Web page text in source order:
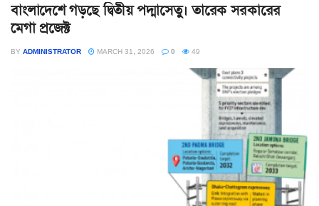
বাংলাদেশে গড়ছে দ্বিতীয় পদ্মাসেতু। তারেক সরকারের
মেগা প্রজেক্ট
BY ADMINISTRATOR MARCH 31, 2026 0 49